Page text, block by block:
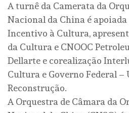
A turnê da Camerata da
Nacional da China é apoiada
Incentivo à Cultura,
da Cultura e CNOOC
Dellarte e corealização
Cultura e Governo Federal –
Reconstrução.
A Orquestra de Câmara da